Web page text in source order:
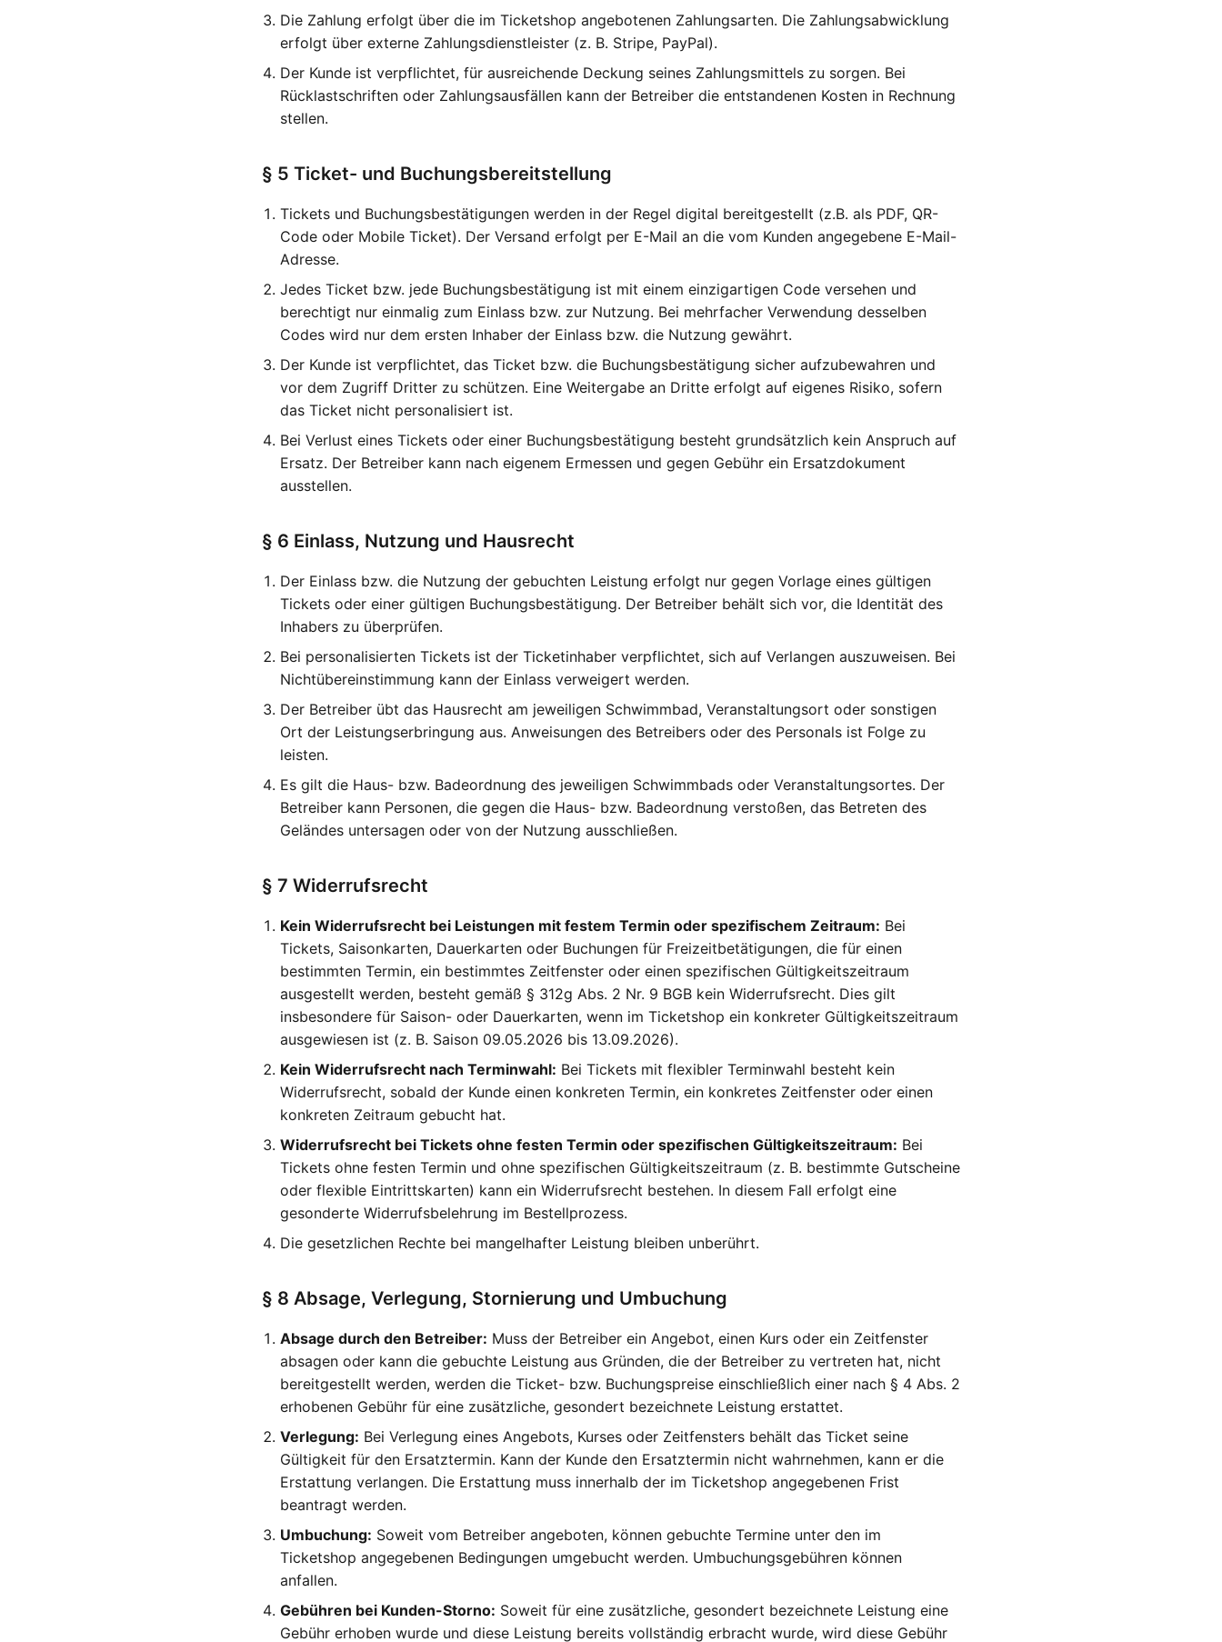
Die Zahlung erfolgt über die im Ticketshop angebotenen Zahlungsarten. Die Zahlungsabwicklung
erfolgt über externe Zahlungsdienstleister (z. B. Stripe, PayPal).
Der Kunde ist verpflichtet, für ausreichende Deckung seines Zahlungsmittels zu sorgen. Bei
Rücklastschriften oder Zahlungsausfällen kann der Betreiber die entstandenen Kosten in Rechnung
stellen.
§ 5 Ticket- und Buchungsbereitstellung
Tickets und Buchungsbestätigungen werden in der Regel digital bereitgestellt (z.B. als PDF, QR-
Code oder Mobile Ticket). Der Versand erfolgt per E-Mail an die vom Kunden angegebene E-Mail-
Adresse.
Jedes Ticket bzw. jede Buchungsbestätigung ist mit einem einzigartigen Code versehen und
berechtigt nur einmalig zum Einlass bzw. zur Nutzung. Bei mehrfacher Verwendung desselben
Codes wird nur dem ersten Inhaber der Einlass bzw. die Nutzung gewährt.
Der Kunde ist verpflichtet, das Ticket bzw. die Buchungsbestätigung sicher aufzubewahren und
vor dem Zugriff Dritter zu schützen. Eine Weitergabe an Dritte erfolgt auf eigenes Risiko, sofern
das Ticket nicht personalisiert ist.
Bei Verlust eines Tickets oder einer Buchungsbestätigung besteht grundsätzlich kein Anspruch auf
Ersatz. Der Betreiber kann nach eigenem Ermessen und gegen Gebühr ein Ersatzdokument
ausstellen.
§ 6 Einlass, Nutzung und Hausrecht
Der Einlass bzw. die Nutzung der gebuchten Leistung erfolgt nur gegen Vorlage eines gültigen
Tickets oder einer gültigen Buchungsbestätigung. Der Betreiber behält sich vor, die Identität des
Inhabers zu überprüfen.
Bei personalisierten Tickets ist der Ticketinhaber verpflichtet, sich auf Verlangen auszuweisen. Bei
Nichtübereinstimmung kann der Einlass verweigert werden.
Der Betreiber übt das Hausrecht am jeweiligen Schwimmbad, Veranstaltungsort oder sonstigen
Ort der Leistungserbringung aus. Anweisungen des Betreibers oder des Personals ist Folge zu
leisten.
Es gilt die Haus- bzw. Badeordnung des jeweiligen Schwimmbads oder Veranstaltungsortes. Der
Betreiber kann Personen, die gegen die Haus- bzw. Badeordnung verstoßen, das Betreten des
Geländes untersagen oder von der Nutzung ausschließen.
§ 7 Widerrufsrecht
Kein Widerrufsrecht bei Leistungen mit festem Termin oder spezifischem Zeitraum: Bei
Tickets, Saisonkarten, Dauerkarten oder Buchungen für Freizeitbetätigungen, die für einen
bestimmten Termin, ein bestimmtes Zeitfenster oder einen spezifischen Gültigkeitszeitraum
ausgestellt werden, besteht gemäß § 312g Abs. 2 Nr. 9 BGB kein Widerrufsrecht. Dies gilt
insbesondere für Saison- oder Dauerkarten, wenn im Ticketshop ein konkreter Gültigkeitszeitraum
ausgewiesen ist (z. B. Saison 09.05.2026 bis 13.09.2026).
Kein Widerrufsrecht nach Terminwahl: Bei Tickets mit flexibler Terminwahl besteht kein
Widerrufsrecht, sobald der Kunde einen konkreten Termin, ein konkretes Zeitfenster oder einen
konkreten Zeitraum gebucht hat.
Widerrufsrecht bei Tickets ohne festen Termin oder spezifischen Gültigkeitszeitraum: Bei
Tickets ohne festen Termin und ohne spezifischen Gültigkeitszeitraum (z. B. bestimmte Gutscheine
oder flexible Eintrittskarten) kann ein Widerrufsrecht bestehen. In diesem Fall erfolgt eine
gesonderte Widerrufsbelehrung im Bestellprozess.
Die gesetzlichen Rechte bei mangelhafter Leistung bleiben unberührt.
§ 8 Absage, Verlegung, Stornierung und Umbuchung
Absage durch den Betreiber: Muss der Betreiber ein Angebot, einen Kurs oder ein Zeitfenster
absagen oder kann die gebuchte Leistung aus Gründen, die der Betreiber zu vertreten hat, nicht
bereitgestellt werden, werden die Ticket- bzw. Buchungspreise einschließlich einer nach § 4 Abs. 2
erhobenen Gebühr für eine zusätzliche, gesondert bezeichnete Leistung erstattet.
Verlegung: Bei Verlegung eines Angebots, Kurses oder Zeitfensters behält das Ticket seine
Gültigkeit für den Ersatztermin. Kann der Kunde den Ersatztermin nicht wahrnehmen, kann er die
Erstattung verlangen. Die Erstattung muss innerhalb der im Ticketshop angegebenen Frist
beantragt werden.
Umbuchung: Soweit vom Betreiber angeboten, können gebuchte Termine unter den im
Ticketshop angegebenen Bedingungen umgebucht werden. Umbuchungsgebühren können
anfallen.
Gebühren bei Kunden-Storno: Soweit für eine zusätzliche, gesondert bezeichnete Leistung eine
Gebühr erhoben wurde und diese Leistung bereits vollständig erbracht wurde, wird diese Gebühr